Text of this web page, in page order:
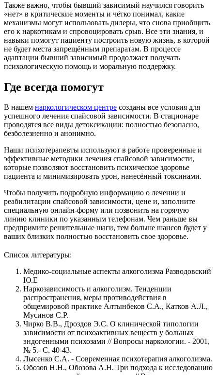
Также важно, чтобы бывший зависимый научился говорить
«нет» в критические моменты и чётко понимал, какие
механизмы могут использовать дилеры, что снова приобщить
его к наркотикам и спровоцировать срыв. Все эти знания, и
навыки помогут пациенту построить новую жизнь, в которой
не будет места запрещённым препаратам. В процессе
адаптации бывший зависимый продолжает получать
психологическую помощь и моральную поддержку.
Где всегда помогут
В нашем наркологическом центре созданы все условия для
успешного лечения спайсовой зависимости. В стационаре
проводятся все виды детоксикации: полностью безопасно,
безболезненно и анонимно.
Наши психотерапевты используют в работе проверенные и
эффективные методики лечения спайсовой зависимости,
которые позволяют восстановить психическое здоровье
пациента и минимизировать урон, нанесённый токсинами.
Чтобы получить подробную информацию о лечении и
реабилитации спайсовой зависимости, цене и, заполните
специальную онлайн-форму или позвонить на горячую
линию клиники по указанным телефонам. Чем раньше вы
предпримите решительные шаги, тем больше шансов будет у
ваших близких полностью восстановить свое здоровье.
Список литературы:
Медико-социальные аспекты алкоголизма Разводовский
Ю.Е
Наркозависимость и алкоголизм. Тенденции
распространения, меры противодействия в
общемировой практике Алтынбеков С.А., Катков А.Л.,
Мусинов С.Р.
Чирко В.В., Дроздов Э.С. О клинической типологии
зависимости от психоактивных веществ у больных
эндогенными психозами // Вопросы наркологии. - 2001,
№ 5.- С. 40-43.
Лысенко С.А. - Современная психотерапия алкоголизма.
Обозов Н.Н., Обозова А.Н. Три подхода к исследованию